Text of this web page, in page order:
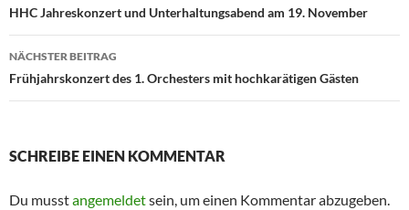
HHC Jahreskonzert und Unterhaltungsabend am 19. November
NÄCHSTER BEITRAG
Frühjahrskonzert des 1. Orchesters mit hochkarätigen Gästen
SCHREIBE EINEN KOMMENTAR
Du musstangemeldetsein, um einen Kommentar abzugeben.